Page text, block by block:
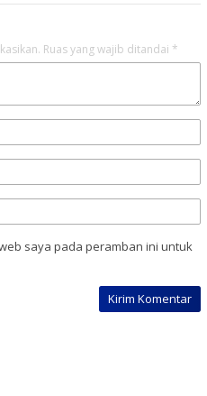
Ruas yang wajib ditandai *
saya pada peramban ini untuk